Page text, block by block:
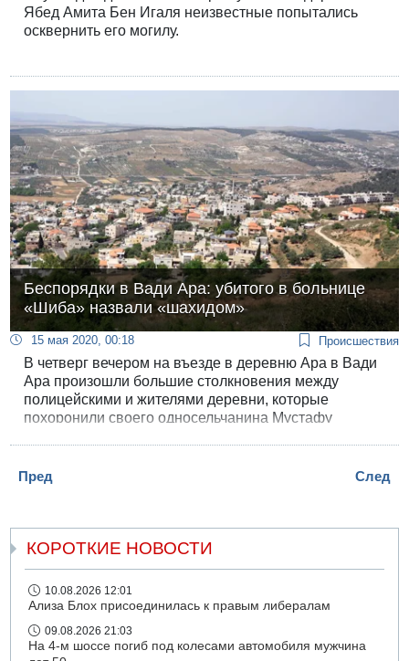
Ябед Амита Бен Игаля неизвестные попытались
осквернить его могилу.
Беспорядки в Вади Ара: убитого в больнице
«Шиба» назвали «шахидом»
15 мая 2020, 00:18 Происшествия
В четверг вечером на въезде в деревню Ара в Вади
Ара произошли большие столкновения между
полицейскими и жителями деревни, которые
похоронили своего односельчанина Мустафу
Пред
След
КОРОТКИЕ НОВОСТИ
10.08.2026 12:01
Ализа Блох присоединилась к правым либералам
09.08.2026 21:03
На 4-м шоссе погиб под колесами автомобиля мужчина